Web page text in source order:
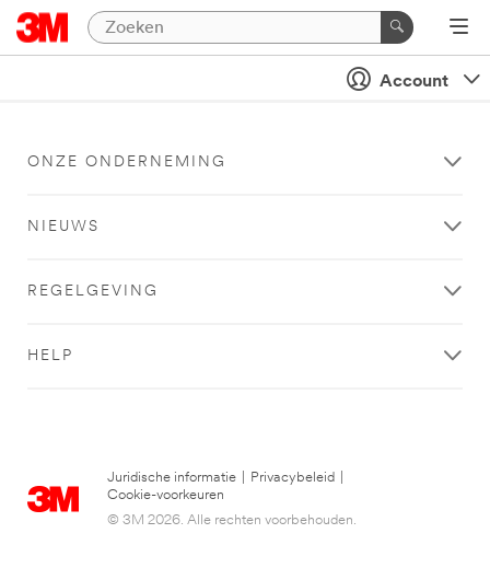
Account
ONZE ONDERNEMING
NIEUWS
REGELGEVING
HELP
Juridische informatie Privacybeleid
Cookie-voorkeuren
© 3M 2026. Alle rechten voorbehouden.